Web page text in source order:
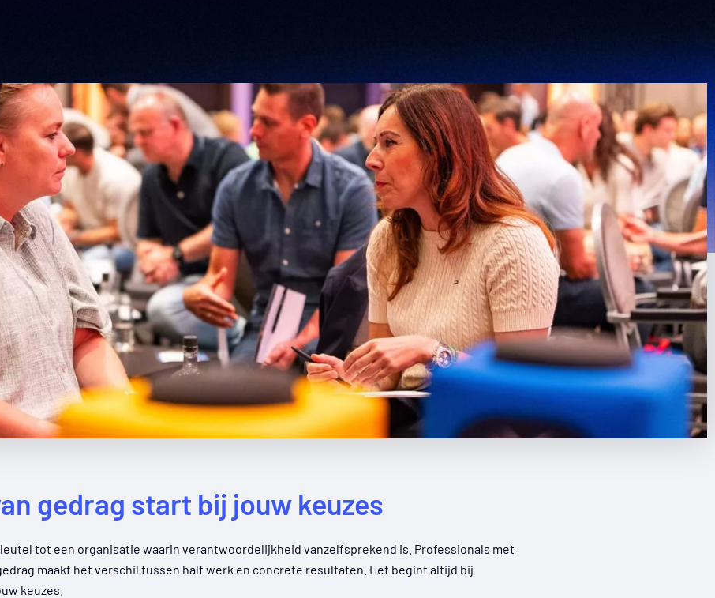
gedrag start bij jouw keuzes
tot een organisatie waarin verantwoordelijkheid vanzelfsprekend is. Professionals met
maakt het verschil tussen half werk en concrete resultaten. Het begint altijd bij
keuzes.